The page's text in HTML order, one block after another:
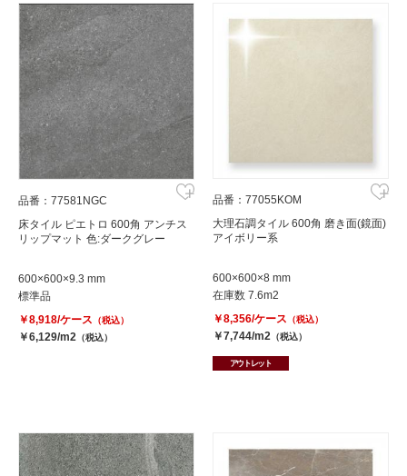
品番：77581NGC
床タイル ピエトロ 600角 アンチス
リップマット 色:ダークグレー
600×600×9.3 mm
標準品
￥8,918/ケース （税込）
￥6,129/m2 （税込）
品番：77055KOM
大理石調タイル 600角 磨き面(鏡面)
アイボリー系
600×600×8 mm
在庫数 7.6m2
￥8,356/ケース （税込）
￥7,744/m2 （税込）
アウトレット